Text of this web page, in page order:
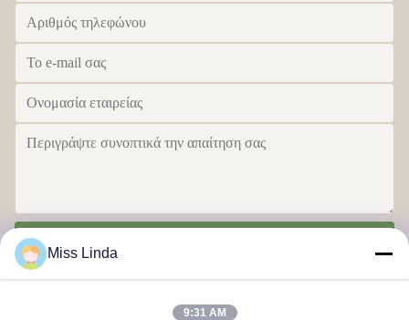
Miss Linda
9:31 AM